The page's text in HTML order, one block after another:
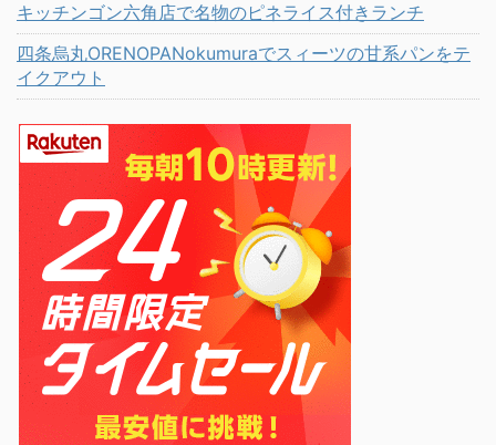
キッチンゴン六角店で名物のピネライス付きランチ
四条烏丸ORENOPANokumuraでスィーツの甘系パンをテ
イクアウト